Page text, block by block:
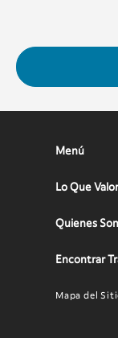
Main
Menú
Lo Que
Quienes
Encontrar
Mapa del